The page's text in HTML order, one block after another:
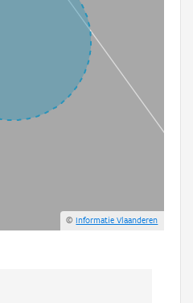
©Informatie Vlaanderen